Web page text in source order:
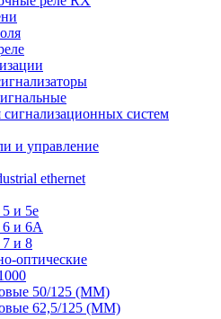
систем
и управление
ethernet
и 5е
6 и 6A
7 и 8
оптические
50/125 (ММ)
62,5/125 (ММ)